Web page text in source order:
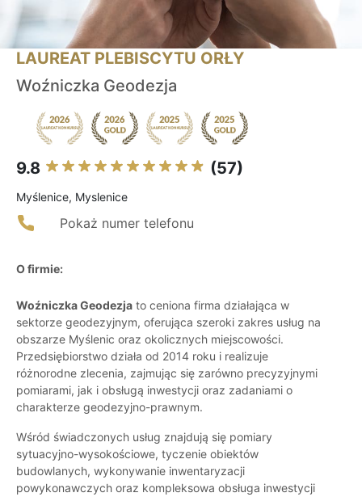
LAUREAT PLEBISCYTU ORŁY
Woźniczka Geodezja
9.8 (57)
Myślenice, Myslenice
Pokaż numer telefonu
O firmie:
Woźniczka Geodezja to ceniona firma działająca w
sektorze geodezyjnym, oferująca szeroki zakres usług na
obszarze Myślenic oraz okolicznych miejscowości.
Przedsiębiorstwo działa od 2014 roku i realizuje
różnorodne zlecenia, zajmując się zarówno precyzyjnymi
pomiarami, jak i obsługą inwestycji oraz zadaniami o
charakterze geodezyjno-prawnym.
Wśród świadczonych usług znajdują się pomiary
sytuacyjno-wysokościowe, tyczenie obiektów
budowlanych, wykonywanie inwentaryzacji
powykonawczych oraz kompleksowa obsługa inwestycji